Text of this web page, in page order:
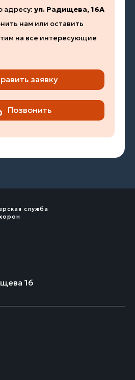
адресу: ул. Радищева, 16А
нам или оставить
на все интересующие
заявку
Позвонить
служба
16